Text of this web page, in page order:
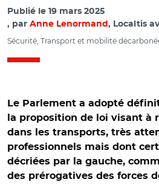
Publié le 19 mars 2025
par Anne Lenormand , Localtis
Sécurité, Transport et mobilité
Le Parlement a adopté
la proposition de loi visant à
dans les transports, très
professionnels mais dont
décriées par la gauche,
des prérogatives des forces